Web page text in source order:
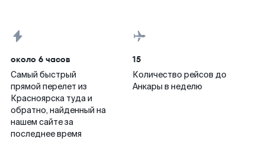
около 6 часов
Самый быстрый
прямой перелет из
Красноярска туда и
обратно, найденный на
нашем сайте за
последнее время
15
Количество рейсов до
Анкары в неделю